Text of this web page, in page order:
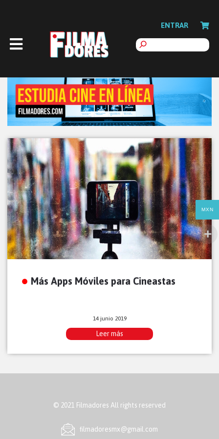
ENTRAR
Más Apps Móviles para Cineastas
14 junio 2019
Leer más
© 2021 Filmadores All rights reserved
ﬁlmadoresmx@gmail.com
MXN